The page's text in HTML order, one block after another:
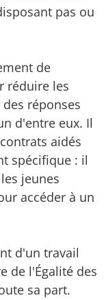
pas ou
de
réduire les
réponses
d'entre eux. Il
aidés
spécifique : il
jeunes
accéder à un
d'un travail
de l'Égalité des
sa part.